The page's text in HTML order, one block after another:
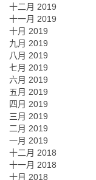
十二月 2019
十一月 2019
十月 2019
九月 2019
八月 2019
七月 2019
六月 2019
五月 2019
四月 2019
三月 2019
二月 2019
一月 2019
十二月 2018
十一月 2018
十月 2018